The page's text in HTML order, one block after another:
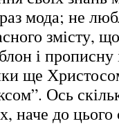
мода; не
змісту,
і прописну
ще
Ось
наче до цього